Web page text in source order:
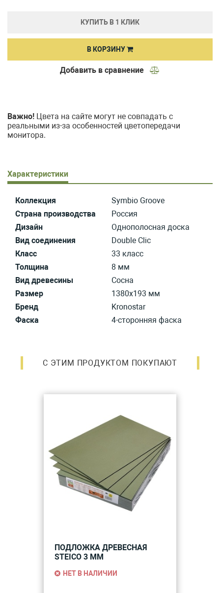
КУПИТЬ В 1 КЛИК
В КОРЗИНУ
Добавить в сравнение
Важно! Цвета на сайте могут не совпадать с
реальными из-за особенностей цветопередачи
монитора.
Характеристики
Коллекция
Symbio Groove
Страна производства
Россия
Дизайн
Однополосная доска
Вид соединения
Double Clic
Класс
33 класс
Толщина
8 мм
Вид древесины
Сосна
Размер
1380х193 мм
Бренд
Kronostar
Фаска
4-сторонняя фаска
С ЭТИМ ПРОДУКТОМ ПОКУПАЮТ
ПОДЛОЖКА ДРЕВЕСНАЯ
STEICO 3 ММ
НЕТ В НАЛИЧИИ